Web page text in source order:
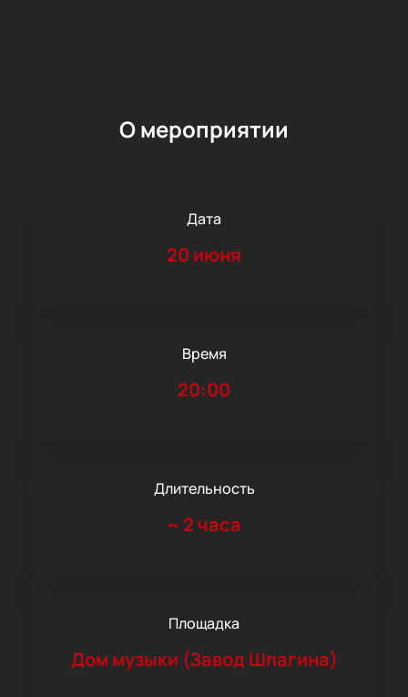
О мероприятии
Дата
20 июня
Время
20:00
Длительность
~ 2 часа
Площадка
Дом музыки (Завод Шпагина)